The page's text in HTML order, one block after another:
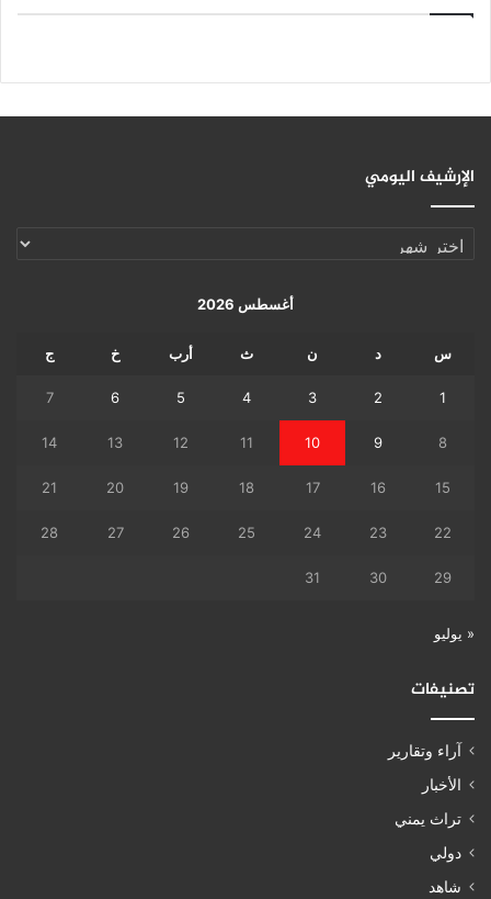
الإرشيف اليومي
الإرشيف
أغسطس 2026
س د ن ث أرب خ ج
1
2
3
4
5
6
7
8
9
10
11
12
13
14
15
16
17
18
19
20
21
22
23
24
25
26
27
28
29
30
31
« يوليو
تصنيفات
آراء وتقارير
الأخبار
تراث يمني
دولي
شاهد